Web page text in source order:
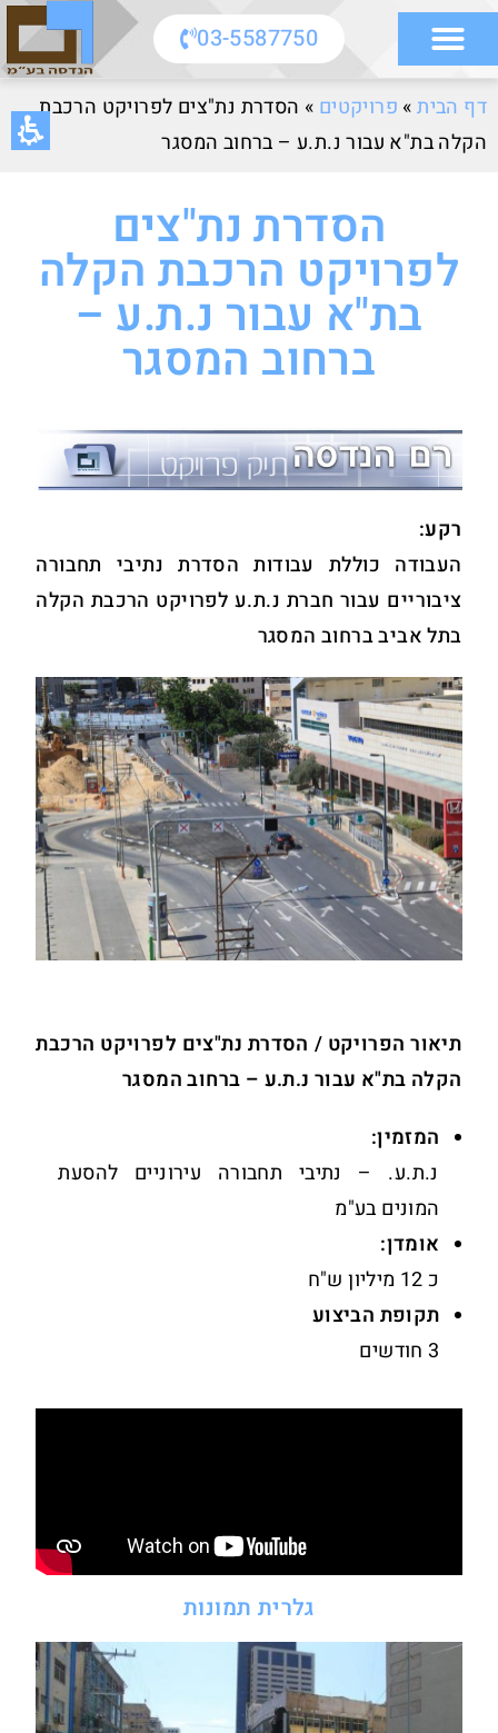
03-5587750
דף הבית» פרויקטים » הסדרת נת"צים לפרויקט הרכבת
הקלה בת"א עבור נ.ת.ע – ברחוב המסגר
הסדרת נת"צים
לפרויקט הרכבת הקלה
בת"א עבור נ.ת.ע –
ברחוב המסגר
רקע:
העבודה כוללת עבודות הסדרת נתיבי תחבורה
ציבוריים עבור חברת נ.ת.ע לפרויקט הרכבת הקלה
בתל אביב ברחוב המסגר
תיאור הפרויקט / הסדרת נת"צים לפרויקט הרכבת
הקלה בת"א עבור נ.ת.ע – ברחוב המסגר
המזמין:
נ.ת.ע. – נתיבי תחבורה עירוניים להסעת
המונים בע"מ
אומדן:
כ 12 מיליון ש"ח
תקופת הביצוע
3 חודשים
גלרית תמונות